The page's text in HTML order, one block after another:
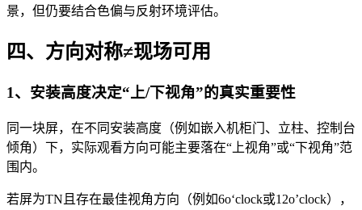
景，但仍要结合色偏与反射环境评估。
四、方向对称≠现场可用
1、安装高度决定“上/下视角”的真实重要性
同一块屏，在不同安装高度（例如嵌入机柜门、立柱、控制台
倾角）下，实际观看方向可能主要落在“上视角”或“下视角”范
围内。
若屏为TN且存在最佳视角方向（例如6o‘clock或12o’clock），